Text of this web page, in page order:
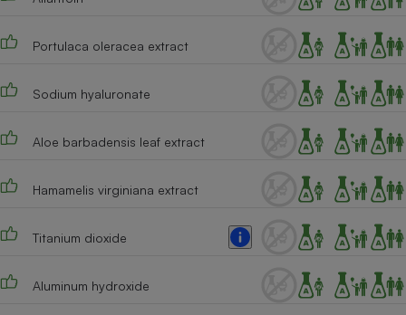
Portulaca oleracea extract
Sodium hyaluronate
Aloe barbadensis leaf extract
Hamamelis virginiana extract
Titanium dioxide
Aluminum hydroxide